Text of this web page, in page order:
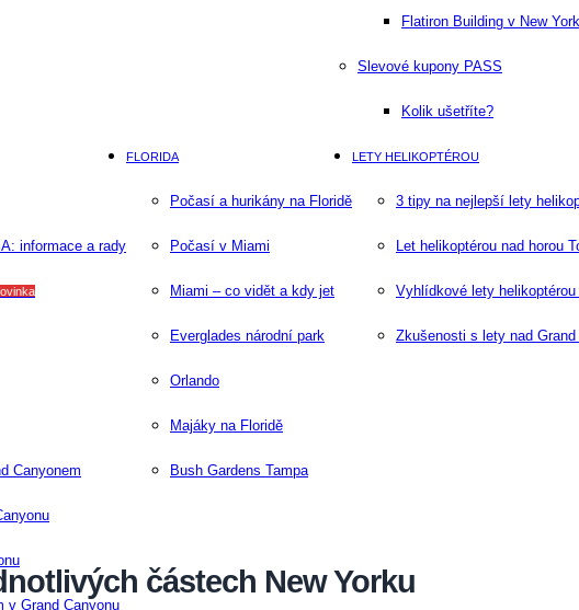
Flatiron Building v New
Slevové kupony PASS
Kolik ušetříte?
informace a rady
Canyonem
v Grand Canyonu
FLORIDA
Počasí a hurikány na Floridě
Počasí v Miami
Miami – co vidět a kdy jet
Everglades národní park
Orlando
Majáky na Floridě
Bush Gardens Tampa
LETY HELIKOPTÉROU
3 tipy na nejlepší lety
Let helikoptérou nad horou
Vyhlídkové lety helikoptérou
Zkušenosti s lety nad Grand
částech New Yorku